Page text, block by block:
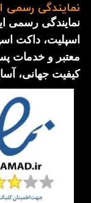
نمایندگی رسمی
نمایندگی رسمی
اسپلیت، داکت
معتبر و خدمات
کیفیت جهانی،